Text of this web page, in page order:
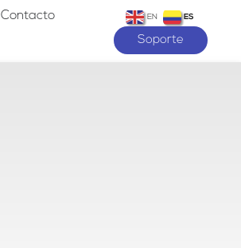
Contacto EN ES
Soporte